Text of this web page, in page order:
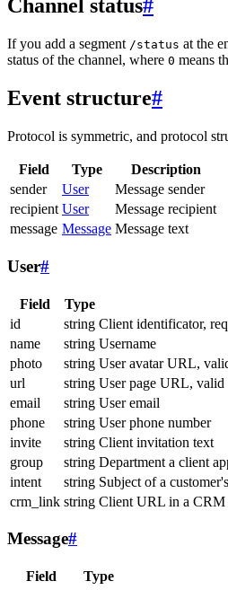
Channel status#
If you add a segment /status at the
status of the channel, where 0 means
Event structure#
Protocol is symmetric, and protocol
Field Type
Description
sender
User
Message sender
recipient User
Message recipient
message Message Message text
User#
Field Type
id
string Client identificator,
name
string Username
photo
string User avatar URL,
url
string User page URL, valid
email
string User email
phone
string User phone number
invite
string Client invitation text
group
string Department a client
intent
string Subject of a
crm_link string Client URL in a CRM
Message#
Field Type